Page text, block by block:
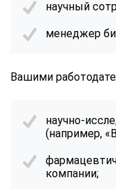
научный
менеджер
Вашими
научно-
(например,
компании;
ChatApp